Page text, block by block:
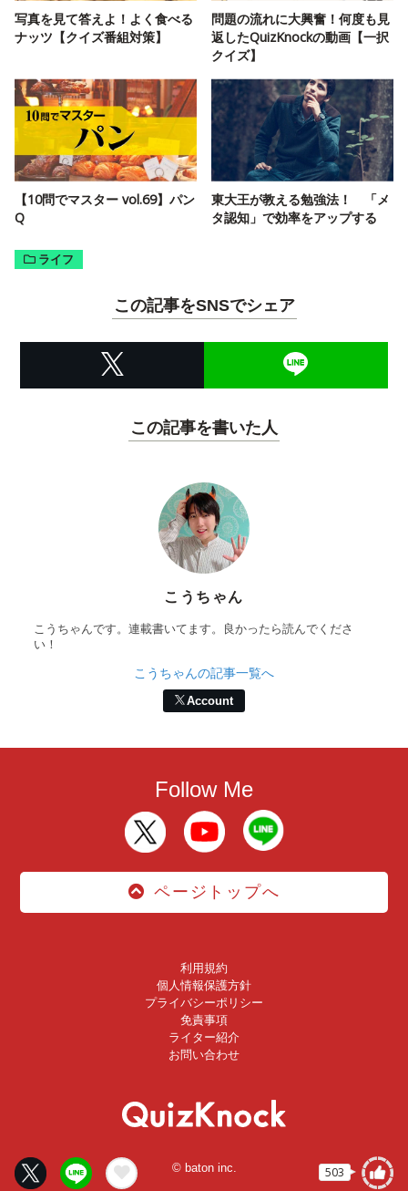
503
写真を見て答えよ！よく食べる
ナッツ【クイズ番組対策】
問題の流れに大興奮！何度も見
返したQuizKnockの動画【一択
クイズ】
【10問でマスター vol.69】パン
Q
東大王が教える勉強法！ 「メ
タ認知」で効率をアップする
ライフ
この記事をSNSでシェア
この記事を書いた人
こうちゃん
こうちゃんです。連載書いてます。良かったら読んでくださ
い！
こうちゃんの記事一覧へ
Account
Follow Me
ページトップへ
利用規約
個人情報保護方針
プライバシーポリシー
免責事項
ライター紹介
お問い合わせ
© baton inc.